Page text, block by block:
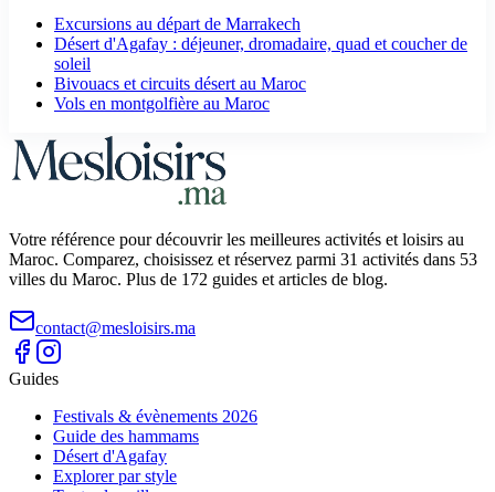
Excursions au départ de Marrakech
Désert d'Agafay : déjeuner, dromadaire, quad et coucher de
soleil
Bivouacs et circuits désert au Maroc
Vols en montgolfière au Maroc
Votre référence pour découvrir les meilleures activités et loisirs au
Maroc. Comparez, choisissez et réservez parmi 31 activités dans 53
villes du Maroc. Plus de 172 guides et articles de blog.
contact@mesloisirs.ma
Guides
Festivals & évènements 2026
Guide des hammams
Désert d'Agafay
Explorer par style